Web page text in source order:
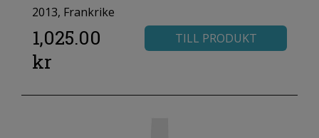
2013, Frankrike
1,025.00
kr
TILL PRODUKT